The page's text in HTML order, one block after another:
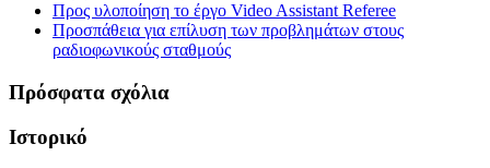
Προς υλοποίηση το έργο Video Assistant Referee
Προσπάθεια για επίλυση των προβλημάτων στους
ραδιοφωνικούς σταθμούς
Πρόσφατα σχόλια
Ιστορικό